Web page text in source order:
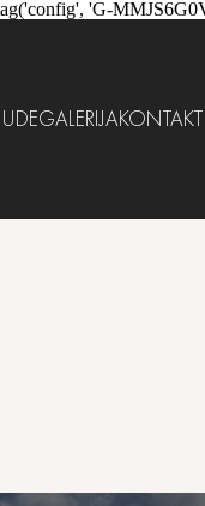
'G-
GALERIJAKONTAKT